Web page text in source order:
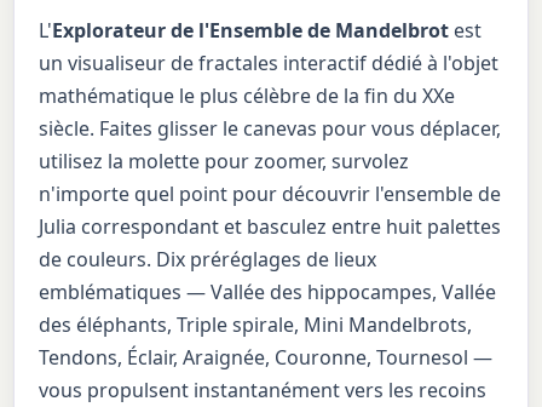
L'Explorateur de l'Ensemble de Mandelbrot est
un visualiseur de fractales interactif dédié à l'objet
mathématique le plus célèbre de la fin du XXe
siècle. Faites glisser le canevas pour vous déplacer,
utilisez la molette pour zoomer, survolez
n'importe quel point pour découvrir l'ensemble de
Julia correspondant et basculez entre huit palettes
de couleurs. Dix préréglages de lieux
emblématiques — Vallée des hippocampes, Vallée
des éléphants, Triple spirale, Mini Mandelbrots,
Tendons, Éclair, Araignée, Couronne, Tournesol —
vous propulsent instantanément vers les recoins